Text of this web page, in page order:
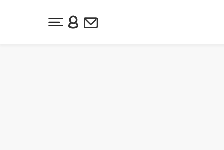
Desplegar menú principal
Inicia sesión o regístrate
Newsletter